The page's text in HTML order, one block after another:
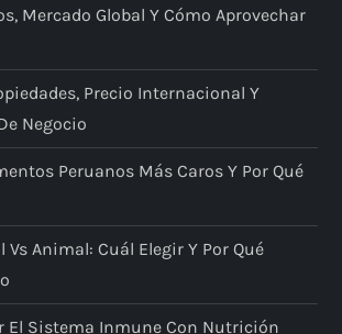
Mercado Global Y Cómo Aprovechar
Precio Internacional Y
Negocio
Peruanos Más Caros Y Por Qué
Vs Animal: Cuál Elegir Y Por Qué
El Sistema Inmune Con Nutrición